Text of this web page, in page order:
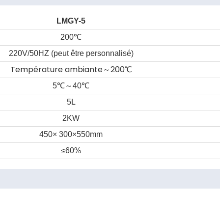
LMGY-5
200℃
220V/50HZ (peut être personnalisé)
Température ambiante～200℃
5℃～40℃
5L
2KW
450× 300×550mm
≤60%